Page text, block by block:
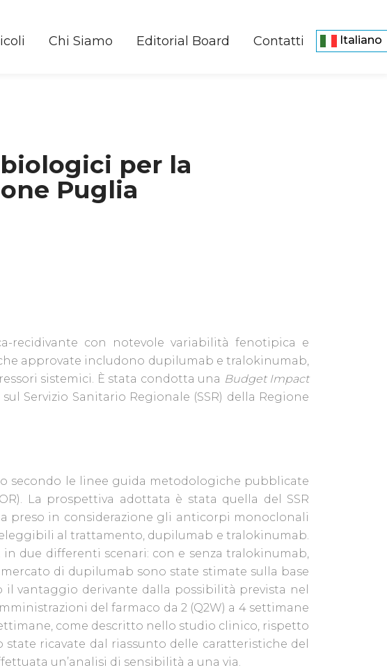
Chi Siamo Editorial Board Contatti Italiano
per la
Puglia
recidivante con notevole variabilità fenotipica e
approvate includono dupilumab e tralokinumab,
sistemici. È stata condotta una Budget Impact
Servizio Sanitario Regionale (SSR) della Regione
secondo le linee guida metodologiche pubblicate
La prospettiva adottata è stata quella del SSR
preso in considerazione gli anticorpi monoclonali
al trattamento, dupilumab e tralokinumab.
due differenti scenari: con e senza tralokinumab,
di dupilumab sono state stimate sulla base
vantaggio derivante dalla possibilità prevista nel
del farmaco da 2 (Q2W) a 4 settimane
come descritto nello studio clinico, rispetto
ricavate dal riassunto delle caratteristiche del
un’analisi di sensibilità a una via.